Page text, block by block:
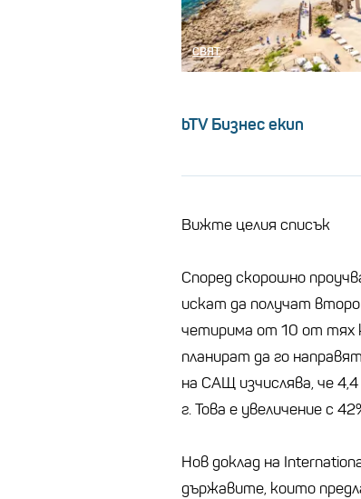
СВЯТ
bTV Бизнес екип
Вижте целия списък
Според скорошно
искат да получат
четирима от 10 от тях
планират да го
на САЩ изчислява, че
г. Това е увеличение с
Нов доклад на
държавите, които